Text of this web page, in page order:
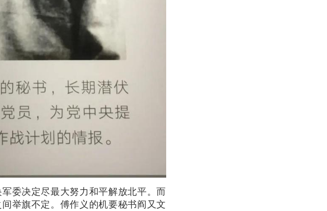
委决定尽最大努力和平解放北平。而
举旗不定。傅作义的机要秘书阎又文